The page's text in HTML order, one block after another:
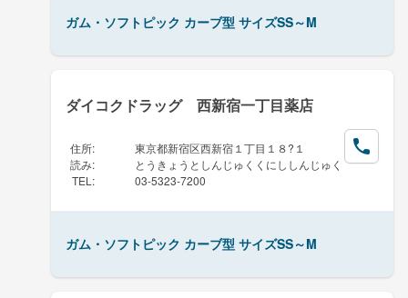
ガム・ソフトピック カーブ型 サイズSS～M
ダイコクドラッグ 西新宿一丁目薬店
住所:
東京都新宿区西新宿１丁目１８?１
読み:
とうきょうとしんじゅくくにししんじゅく
TEL : 03-5323-7200
ガム・ソフトピック カーブ型 サイズSS～M